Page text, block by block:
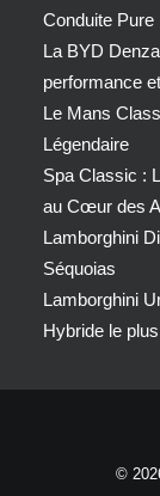
Conduite Pure
La BYD
performance
Le Mans
Légendaire
Spa Classic :
au Cœur des
Lamborghini
Séquoias
Lamborghini
Hybride le
©